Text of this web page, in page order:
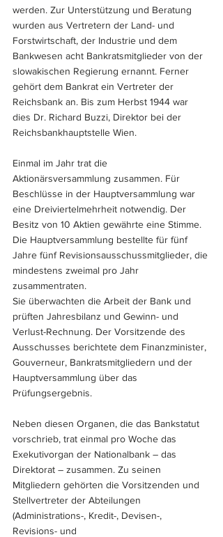
werden. Zur Unterstützung und Beratung
wurden aus Vertretern der Land- und
Forstwirtschaft, der Industrie und dem
Bankwesen acht Bankratsmitglieder von der
slowakischen Regierung ernannt. Ferner
gehört dem Bankrat ein Vertreter der
Reichsbank an. Bis zum Herbst 1944 war
dies Dr. Richard Buzzi, Direktor bei der
Reichsbankhauptstelle Wien.
Einmal im Jahr trat die
Aktionärsversammlung zusammen. Für
Beschlüsse in der Hauptversammlung war
eine Dreiviertelmehrheit notwendig. Der
Besitz von 10 Aktien gewährte eine Stimme.
Die Hauptversammlung bestellte für fünf
Jahre fünf Revisionsausschussmitglieder, die
mindestens zweimal pro Jahr
zusammentraten.
Sie überwachten die Arbeit der Bank und
prüften Jahresbilanz und Gewinn- und
Verlust-Rechnung. Der Vorsitzende des
Ausschusses berichtete dem Finanzminister,
Gouverneur, Bankratsmitgliedern und der
Hauptversammlung über das
Prüfungsergebnis.
Neben diesen Organen, die das Bankstatut
vorschrieb, trat einmal pro Woche das
Exekutivorgan der Nationalbank – das
Direktorat – zusammen. Zu seinen
Mitgliedern gehörten die Vorsitzenden und
Stellvertreter der Abteilungen
(Administrations-, Kredit-, Devisen-,
Revisions- und